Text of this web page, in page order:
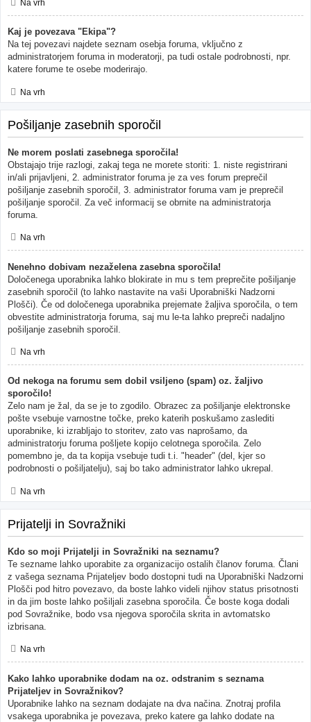
Na vrh
Kaj je povezava "Ekipa"?
Na tej povezavi najdete seznam osebja foruma, vključno z
administratorjem foruma in moderatorji, pa tudi ostale podrobnosti, npr.
katere forume te osebe moderirajo.
Na vrh
Pošiljanje zasebnih sporočil
Ne morem poslati zasebnega sporočila!
Obstajajo trije razlogi, zakaj tega ne morete storiti: 1. niste registrirani
in/ali prijavljeni, 2. administrator foruma je za ves forum preprečil
pošiljanje zasebnih sporočil, 3. administrator foruma vam je preprečil
pošiljanje sporočil. Za več informacij se obrnite na administratorja
foruma.
Na vrh
Nenehno dobivam nezaželena zasebna sporočila!
Določenega uporabnika lahko blokirate in mu s tem preprečite pošiljanje
zasebnih sporočil (to lahko nastavite na vaši Uporabniški Nadzorni
Plošči). Če od določenega uporabnika prejemate žaljiva sporočila, o tem
obvestite administratorja foruma, saj mu le-ta lahko prepreči nadaljno
pošiljanje zasebnih sporočil.
Na vrh
Od nekoga na forumu sem dobil vsiljeno (spam) oz. žaljivo
sporočilo!
Zelo nam je žal, da se je to zgodilo. Obrazec za pošiljanje elektronske
pošte vsebuje varnostne točke, preko katerih poskušamo zaslediti
uporabnike, ki izrabljajo to storitev, zato vas naprošamo, da
administratorju foruma pošljete kopijo celotnega sporočila. Zelo
pomembno je, da ta kopija vsebuje tudi t.i. "header" (del, kjer so
podrobnosti o pošiljatelju), saj bo tako administrator lahko ukrepal.
Na vrh
Prijatelji in Sovražniki
Kdo so moji Prijatelji in Sovražniki na seznamu?
Te sezname lahko uporabite za organizacijo ostalih članov foruma. Člani
z vašega seznama Prijateljev bodo dostopni tudi na Uporabniški Nadzorni
Plošči pod hitro povezavo, da boste lahko videli njihov status prisotnosti
in da jim boste lahko pošiljali zasebna sporočila. Če boste koga dodali
pod Sovražnike, bodo vsa njegova sporočila skrita in avtomatsko
izbrisana.
Na vrh
Kako lahko uporabnike dodam na oz. odstranim s seznama
Prijateljev in Sovražnikov?
Uporabnike lahko na seznam dodajate na dva načina. Znotraj profila
vsakega uporabnika je povezava, preko katere ga lahko dodate na